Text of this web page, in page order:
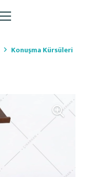
Konuşma Kürsüleri